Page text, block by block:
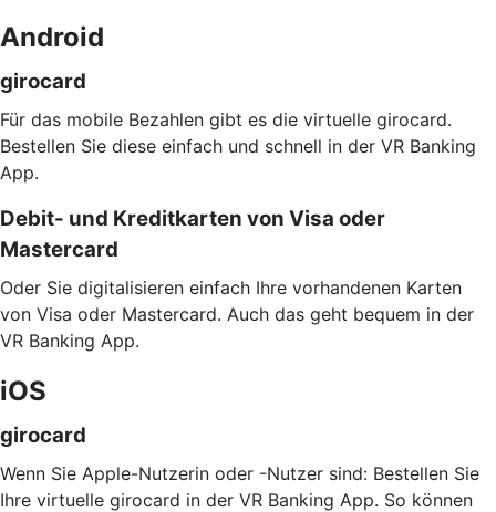
Android
girocard
Für das mobile Bezahlen gibt es die virtuelle girocard.
Bestellen Sie diese einfach und schnell in der VR Banking
App.
Debit- und Kreditkarten von Visa oder
Mastercard
Oder Sie digitalisieren einfach Ihre vorhandenen Karten
von Visa oder Mastercard. Auch das geht bequem in der
VR Banking App.
iOS
girocard
Wenn Sie Apple-Nutzerin oder -Nutzer sind: Bestellen Sie
Ihre virtuelle girocard in der VR Banking App. So können